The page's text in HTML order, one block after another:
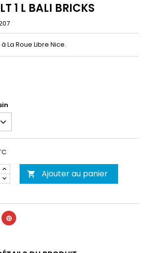
1 L BALI BRICKS
La Roue Libre Nice.
 Ajouter au panier